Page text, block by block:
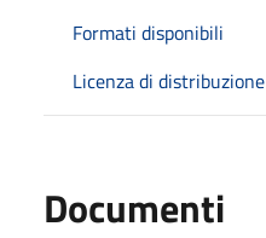
Formati disponibili
Licenza di distribuzione
Documenti